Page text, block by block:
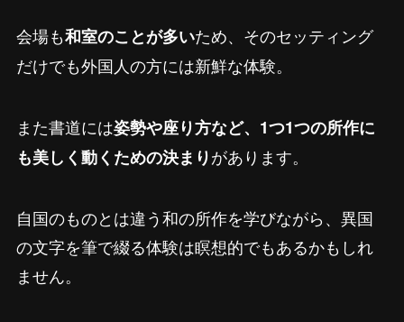
会場も和室のことが多いため、そのセッティング
だけでも外国人の方には新鮮な体験。
また書道には姿勢や座り方など、1つ1つの所作に
も美しく動くための決まりがあります。
自国のものとは違う和の所作を学びながら、異国
の文字を筆で綴る体験は瞑想的でもあるかもしれ
ません。